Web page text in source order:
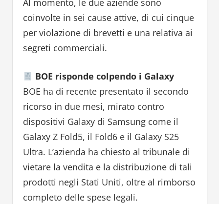
Al momento, le due aziende sono
coinvolte in sei cause attive, di cui cinque
per violazione di brevetti e una relativa ai
segreti commerciali.
BOE risponde colpendo i Galaxy
BOE ha di recente presentato il secondo
ricorso in due mesi, mirato contro
dispositivi Galaxy di Samsung come il
Galaxy Z Fold5, il Fold6 e il Galaxy S25
Ultra. L’azienda ha chiesto al tribunale di
vietare la vendita e la distribuzione di tali
prodotti negli Stati Uniti, oltre al rimborso
completo delle spese legali.